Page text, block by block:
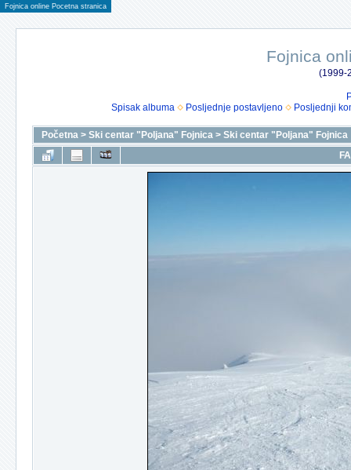
Fojnica online Pocetna stranica
Fojnica
(1999-
Spisak albuma
Posljednje postavljeno Posljednji
Početna > Ski centar "Poljana" Fojnica > Ski centar "Poljana" Fojnica